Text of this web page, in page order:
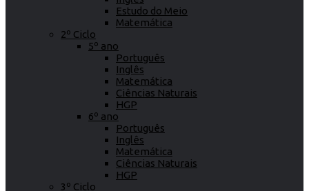
Estudo do Meio
Matemática
2º Ciclo
5º ano
Português
Inglês
Matemática
Ciências Naturais
HGP
6º ano
Português
Inglês
Matemática
Ciências Naturais
HGP
3º Ciclo